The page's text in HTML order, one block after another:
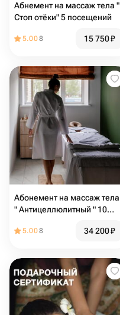
Абнемент на массаж тела "
Стоп отёки" 5 посещений
5.008 15 750₽
Абонемент на массаж тела
" Антицеллюлитный " 10
5.008 34 200₽